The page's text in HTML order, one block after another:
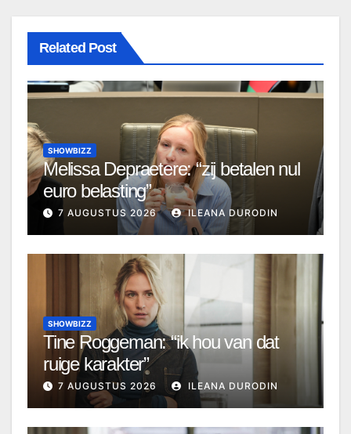
Related Post
SHOWBIZZ
Melissa Depraetere: “zij betalen nul
euro belasting”
7 AUGUSTUS 2026 ILEANA DURODIN
SHOWBIZZ
Tine Roggeman: “ik hou van dat
ruige karakter”
7 AUGUSTUS 2026 ILEANA DURODIN